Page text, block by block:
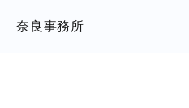
奈良事務所